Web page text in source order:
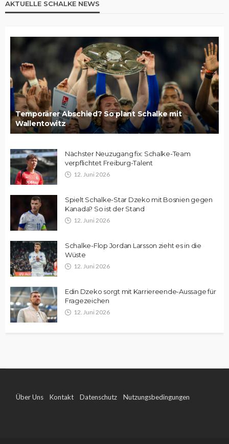
AKTUELLE SCHALKE NEWS
Temporärer Abschied? So plant Schalke mit
Wallentowitz
Nächster Neuzugang fix: Schalke-Team
verpflichtet Freiburg-Talent
12. Juni 2026
Spielt Schalke-Star Dzeko mit Bosnien gegen
Kanada? So ist der Stand
12. Juni 2026
Schalke-Flop Jordan Larsson zieht es in die
Wüste
12. Juni 2026
Edin Dzeko sorgt mit Karriereende-Aussage für
Fragezeichen
12. Juni 2026
Über Uns Kontakt Datenschutz Nutzungsbedingungen